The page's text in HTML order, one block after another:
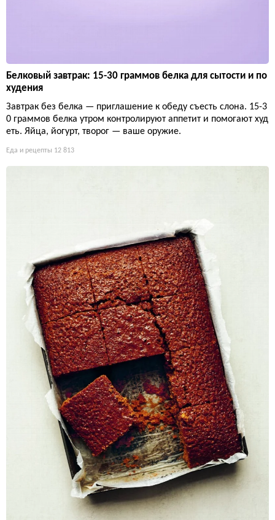
Белковый завтрак: 15-30 граммов белка для сытости и по
худения
Завтрак без белка — приглашение к обеду съесть слона. 15-3
0 граммов белка утром контролируют аппетит и помогают худ
еть. Яйца, йогурт, творог — ваше оружие.
Еда и рецепты 12 813